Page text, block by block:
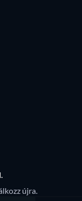
újra.